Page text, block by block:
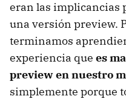
eran las implicancias
una versión preview.
terminamos
experiencia que es
preview en nuestro
simplemente porque